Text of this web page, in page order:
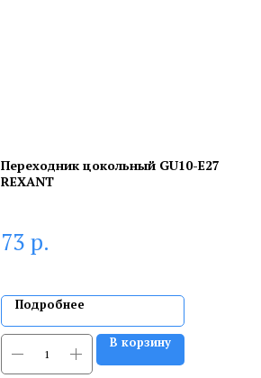
Переходник цокольный GU10-Е27
REXANT
73 р.
Подробнее
В корзину